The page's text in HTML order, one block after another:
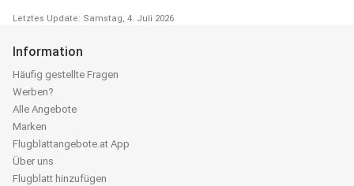
Letztes Update: Samstag, 4. Juli 2026
Information
Häufig gestellte Fragen
Werben?
Alle Angebote
Marken
Flugblattangebote.at App
Über uns
Flugblatt hinzufügen